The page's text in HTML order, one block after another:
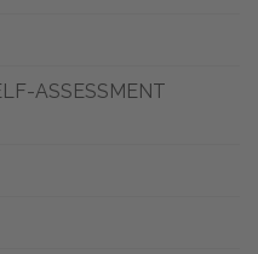
ASSESSMENT